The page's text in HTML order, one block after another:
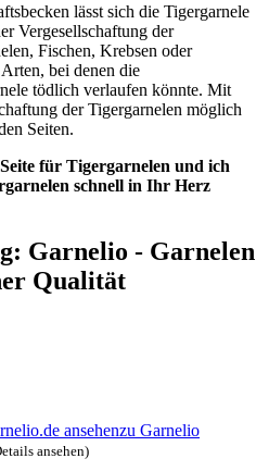
lässt sich die Tigergarnele
Vergesellschaftung der
Fischen, Krebsen oder
bei denen die
tödlich verlaufen könnte. Mit
der Tigergarnelen möglich
Seiten.
für Tigergarnelen und ich
schnell in Ihr Herz
Garnelio - Garnelen
Qualität
ansehenzu Garnelio
ansehen)